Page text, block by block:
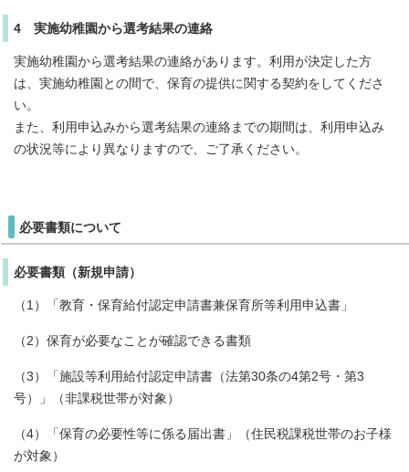
4 実施幼稚園から選考結果の連絡
実施幼稚園から選考結果の連絡があります。利用が決定した方
は、実施幼稚園との間で、保育の提供に関する契約をしてくださ
い。
また、利用申込みから選考結果の連絡までの期間は、利用申込み
の状況等により異なりますので、ご了承ください。
必要書類について
必要書類（新規申請）
（1）「教育・保育給付認定申請書兼保育所等利用申込書」
（2）保育が必要なことが確認できる書類
（3）「施設等利用給付認定申請書（法第30条の4第2号・第3
号）」（非課税世帯が対象）
（4）「保育の必要性等に係る届出書」（住民税課税世帯のお子様
が対象）